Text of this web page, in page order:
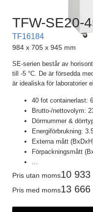
TFW-SE20-
TF16184
984 x 705 x 945 mm
SE-serien består av
till -5 °C. De är försedda
är idealiska för laboratorier
40 fot containerlast:
Brutto-/nettovolym:
Dörrnummer &
Energiförbrukning:
Externa mått
Förpackningsmått
...
Pris utan moms10 933
Pris med moms13 666